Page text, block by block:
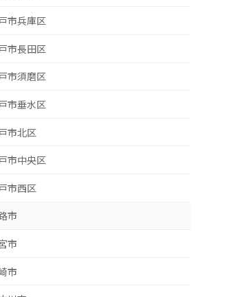
市兵庫区
市長田区
市須磨区
市垂水区
市北区
市中央区
市西区
市
市
市